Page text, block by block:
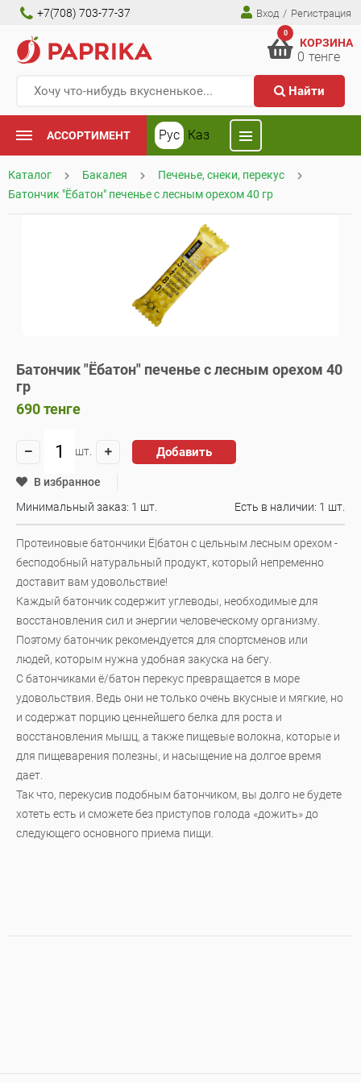
+7(708) 703-77-37 Вход / Регистрация
Найти
0
КОРЗИНА
0 тенге
АССОРТИМЕНТ Рус Каз
Каталог Бакалея
Печенье, снеки, перекус
Батончик "Ёбатон" печенье с лесным орехом 40 гр
Батончик "Ёбатон" печенье с лесным орехом 40
гр
690тенге
шт. Добавить
В избранное
Минимальный заказ: 1 шт.
Есть в наличии: 1 шт.
Протеиновые батончики Ё|батон с цельным лесным орехом -
бесподобный натуральный продукт, который непременно
доставит вам удовольствие!
Каждый батончик содержит углеводы, необходимые для
восстановления сил и энергии человеческому организму.
Поэтому батончик рекомендуется для спортсменов или
людей, которым нужна удобная закуска на бегу.
С батончиками ё/батон перекус превращается в море
удовольствия. Ведь они не только очень вкусные и мягкие, но
и содержат порцию ценнейшего белка для роста и
восстановления мышц, а также пищевые волокна, которые и
для пищеварения полезны, и насыщение на долгое время
дает.
Так что, перекусив подобным батончиком, вы долго не будете
хотеть есть и сможете без приступов голода «дожить» до
следующего основного приема пищи.